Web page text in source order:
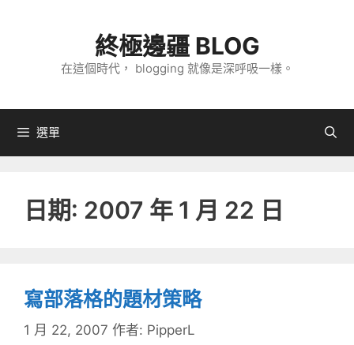
內
終極邊疆 BLOG
在這個時代， blogging 就像是深呼吸一樣。
選單
日期: 2007 年 1 月 22 日
寫部落格的題材策略
1 月 22, 2007 作者: PipperL